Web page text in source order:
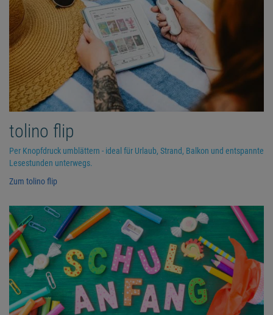
tolino flip
Per Knopfdruck umblättern - ideal für Urlaub, Strand, Balkon und entspannte
Lesestunden unterwegs.
Zum tolino flip